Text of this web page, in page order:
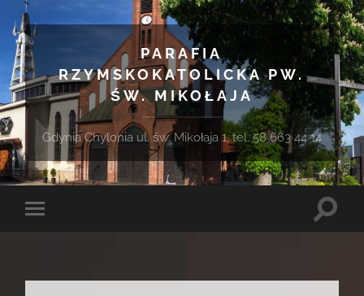
PARAFIA
RZYMSKOKATOLICKA PW.
ŚW. MIKOŁAJA
Gdynia Chylonia ul. św. Mikołaja 1, tel. 58 663 44 14
Toggle
Toggle